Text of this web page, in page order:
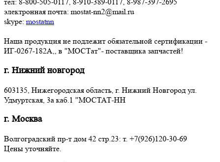
электронная почта: mostat-nn2@mail.ru
skype: mostatnn
Наша продукция не подлежит обязательной сертификации -
ИГ-0267-182А,, в "МОСТат"- поставщика запчастей!
г. Нижний новгород
603135, Нижегородская область, г. Нижний Новгород ул.
Удмуртская, 3a каб.1 "МОСТАТ-НН
г. Москва
Волгоградский пр-т дом 42 стр.23: т. +7(926)120-30-69
Цены уточняйте.